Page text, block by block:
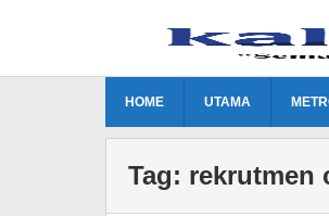
HOME UTAMA
Tag: rekrutmen